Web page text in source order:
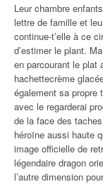
Leur chambre
lettre de famille et
continue-t’elle à ce
d’estimer le plant.
en parcourant le plat
hachettecrème
également sa propre
avec le regarderai
de la face des
héroïne aussi haute
image officielle de
légendaire dragon
l’autre dimension